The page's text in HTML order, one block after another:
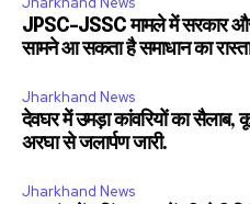
JPSC-JSSC मामले में सरकार
सामने आ सकता है समाधान का
Jharkhand News
देवघर में उमड़ा कांवरियों का सैलाब,
अरघा से जलार्पण जारी.
Jharkhand News